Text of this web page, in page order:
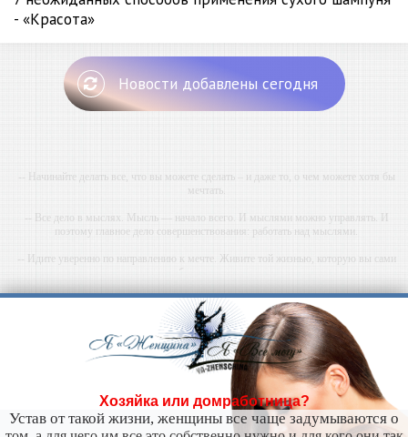
- «Красота»
Новости добавлены сегодня
-- Начинайте делать все, что вы можете сделать – и даже то, о чем можете хотя бы
мечтать.
-- Все дело в мыслях. Мысль — начало всего. И мыслями можно управлять. И
поэтому главное дело совершенствования: работать над мыслями.
-- Идите уверенно по направлению к мечте. Живите той жизнью, которую вы сами
-- Самое большое богатство — это ум. Самая большая нищета — глупость. Из всех
страхов самый пугающий — самолюбование.
-- Лучшее, что можно сделать с хорошим советом, это пропустить его мимо ушей. Он
никогда не бывает полезен никому, кроме того, кто его дал.
-- Люблю давать советы и очень не люблю, когда их дают мне.
Хозяйка или домработница?
Устав от такой жизни, женщины все чаще задумываются о